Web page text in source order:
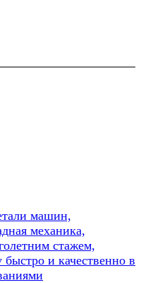
машин,
механика,
стажем,
и качественно в